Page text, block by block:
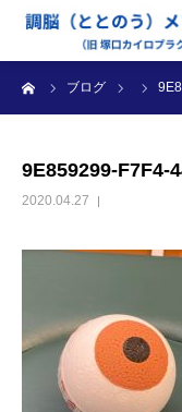
ブログ
9E859299-F7F4-
2020.04.27
当院のご案内
ブログ
診療カレンダー